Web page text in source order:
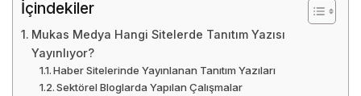
İçindekiler
Mukas Medya Hangi Sitelerde Tanıtım Yazısı
Yayınlıyor?
Haber Sitelerinde Yayınlanan Tanıtım Yazıları
Sektörel Bloglarda Yapılan Çalışmalar